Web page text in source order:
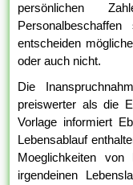
persönlichen
entscheiden
oder auch nicht.
Die
preiswerter als die
Vorlage informiert
Lebensablauf
Moeglichkeiten von
irgendeinen